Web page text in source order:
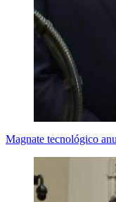
Magnate tecnológico